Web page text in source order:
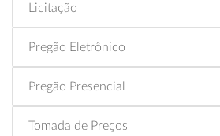
Licitação
Pregão Eletrônico
Pregão Presencial
Tomada de Preços